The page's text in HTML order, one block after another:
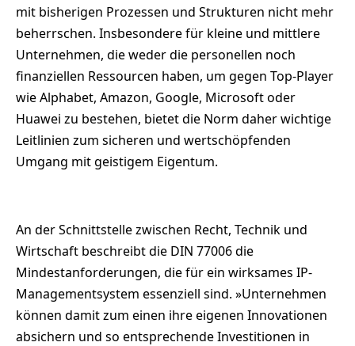
mit bisherigen Prozessen und Strukturen nicht mehr
beherrschen. Insbesondere für kleine und mittlere
Unternehmen, die weder die personellen noch
finanziellen Ressourcen haben, um gegen Top-Player
wie Alphabet, Amazon, Google, Microsoft oder
Huawei zu bestehen, bietet die Norm daher wichtige
Leitlinien zum sicheren und wertschöpfenden
Umgang mit geistigem Eigentum.
An der Schnittstelle zwischen Recht, Technik und
Wirtschaft beschreibt die DIN 77006 die
Mindestanforderungen, die für ein wirksames IP-
Managementsystem essenziell sind. »Unternehmen
können damit zum einen ihre eigenen Innovationen
absichern und so entsprechende Investitionen in